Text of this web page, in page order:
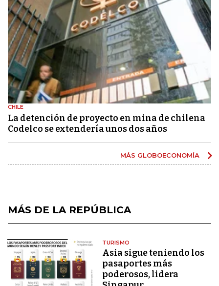
CHILE
La detención de proyecto en mina de chilena
Codelco se extendería unos dos años
MÁS GLOBOECONOMÍA
MÁS DE LA REPÚBLICA
TURISMO
Asia sigue teniendo los
pasaportes más
poderosos, lidera